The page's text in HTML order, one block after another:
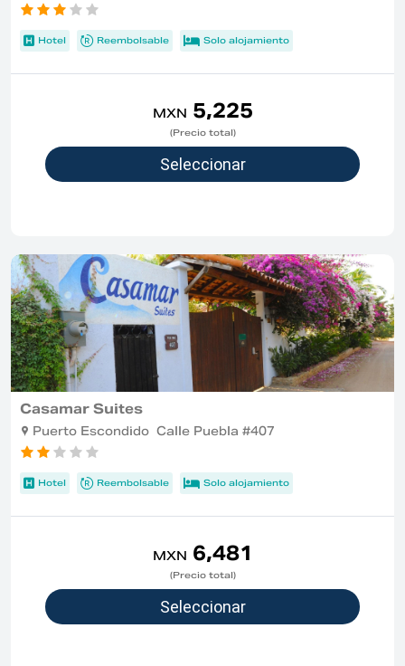
Hotel Reembolsable Solo alojamiento
MXN 5,225
(Precio total)
Casamar Suites
Puerto Escondido Calle Puebla #407
Hotel Reembolsable Solo alojamiento
MXN 6,481
(Precio total)